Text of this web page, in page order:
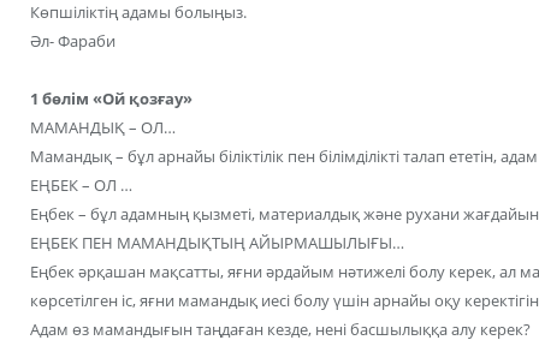
Көпшіліктің адамы болыңыз.
Әл- Фараби
1 бөлім «Ой қозғау»
МАМАНДЫҚ – ОЛ…
Мамандық – бұл арнайы біліктілік пен білімділікті талап ететін,
ЕҢБЕК – ОЛ …
Еңбек – бұл адамның қызметі, материалдық және рухани
ЕҢБЕК ПЕН МАМАНДЫҚТЫҢ АЙЫРМАШЫЛЫҒЫ…
Еңбек әрқашан мақсатты, яғни әрдайым нәтижелі болу керек, ал
көрсетілген іс, яғни мамандық иесі болу үшін арнайы оқу
Адам өз мамандығын таңдаған кезде, нені басшылыққа алу керек?